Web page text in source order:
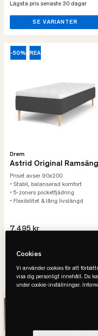
Lägsta pris senaste 30 dagar
SE VARIANTER
-50% REA
Drem
Astrid Original Ramsäng
Priset avser 90x200
• Stabil, balanserad komfort
• 5-zoners pocketfjädring
• Flexibilitet & lång livslängd
7.495 kr
SE VARIANTER
Cookies
Vi använder cookies för att
visa dig personligt innehåll. Du
under cookie-inställningar.